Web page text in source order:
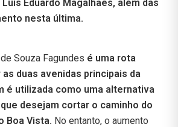
Eduardo Magalhães, além das
nesta última.
Souza Fagundes é uma rota
duas avenidas principais da
é utilizada como uma alternativa
desejam cortar o caminho do
Boa Vista. No entanto, o aumento